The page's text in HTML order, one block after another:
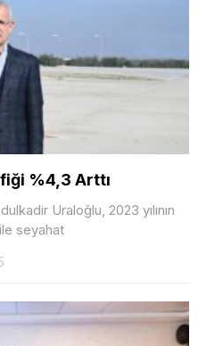
%4,3 Arttı
Uraloğlu, 2023 yılının
seyahat